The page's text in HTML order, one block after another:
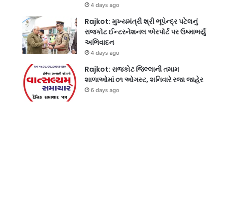
4 days ago
Rajkot: મુખ્યમંત્રી શ્રી ભૂપેન્દ્ર પટેલનું
રાજકોટ ઈન્ટરનેશનલ એરપોર્ટ પર ઉષ્માભર્યું
અભિવાદન
4 days ago
Rajkot: રાજકોટ જિલ્લાની તમામ
શાળાઓમાં ૦૧ ઓગસ્ટ, શનિવારે રજા જાહેર
6 days ago